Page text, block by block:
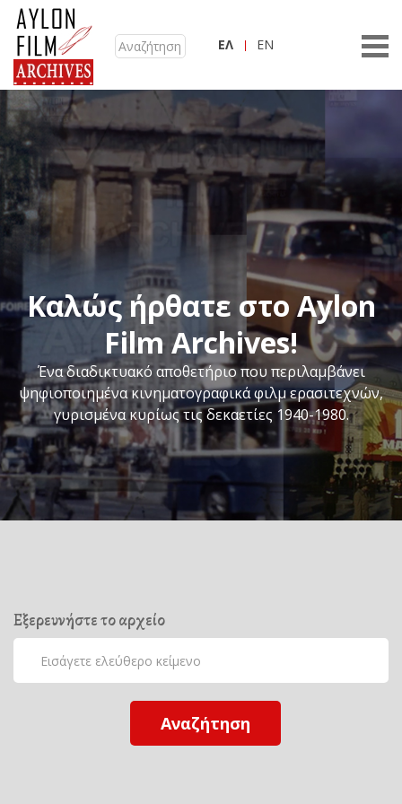
ΕΛ EN
Καλώς ήρθατε στο Aylon
Film Archives!
Ένα διαδικτυακό αποθετήριο που περιλαμβάνει
ψηφιοποιημένα κινηματογραφικά φιλμ ερασιτεχνών,
γυρισμένα κυρίως τις δεκαετίες 1940-1980.
Εξερευνήστε το αρχείο